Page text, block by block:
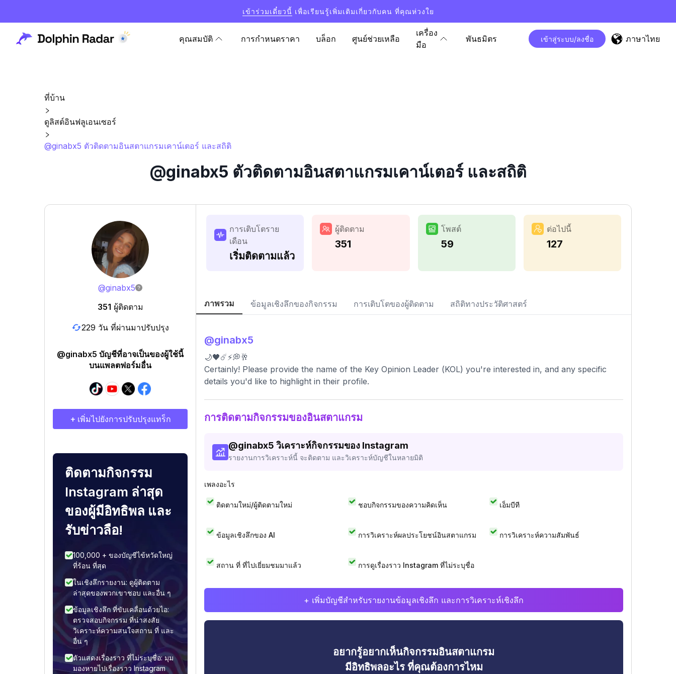
เข้าร่วมเดี๋ยวนี้ เพื่อเรียนรู้เพิ่มเติมเกี่ยวกับคน ที่คุณห่วงใย
คุณสมบัติ การกำหนดราคา บล็อก ศูนย์ช่วยเหลือ
เครื่อง
มือ
พันธมิตร เข้าสู่ระบบ/ลงชื่อ ภาษาไทย
ที่บ้าน
ดูลิสต์อินฟลูเอนเซอร์
@ginabx5 ตัวติดตามอินสตาแกรมเคาน์เตอร์ และสถิติ
@ginabx5 ตัวติดตามอินสตาแกรมเคาน์เตอร์ และสถิติ
@ginabx5
351 ผู้ติดตาม
229 วัน ที่ผ่านมาปรับปรุง
@ginabx5 บัญชีที่อาจเป็นของผู้ใช้นี้
บนแพลตฟอร์มอื่น
+ เพิ่มไปยังการปรับปรุงแทร็ก
ติดตามกิจกรรม
Instagram ล่าสุด
ของผู้มีอิทธิพล และ
รับข่าวลือ!
100,000 + ของบัญชีไข้หวัดใหญ่
ที่ร้อน ที่สุด
ในเชิงลึกรายงาน: ดูผู้ติดตาม
ล่าสุดของพวกเขาชอบ และอื่น ๆ
ข้อมูลเชิงลึก ที่ขับเคลื่อนด้วยไอ:
ตรวจสอบกิจกรรม ที่น่าสงสัย
วิเคราะห์ความสนใจสถาน ที่ และ
อื่น ๆ
ตัวแสดงเรื่องราว ที่ไม่ระบุชื่อ: มุม
มองหายไปเรื่องราว Instagram
การเติบโตราย
เดือน
เริ่มติดตามแล้ว
ผู้ติดตาม
351
โพสต์
59
ต่อไปนี้
127
ภาพรวม ข้อมูลเชิงลึกของกิจกรรม การเติบโตของผู้ติดตาม สถิติทางประวัติศาสตร์
@ginabx5
🌙🖤☄️⚡️💭🥂
Certainly! Please provide the name of the Key Opinion Leader (KOL) you're interested in, and any specific
details you'd like to highlight in their profile.
การติดตามกิจกรรมของอินสตาแกรม
@ginabx5 วิเคราะห์กิจกรรมของ Instagram
รายงานการวิเคราะห์นี้ จะติดตาม และวิเคราะห์บัญชีในหลายมิติ
เพลงอะไร
ติดตามใหม่/ผู้ติดตามใหม่ ชอบกิจกรรมของความคิดเห็น เอ็มบีที
ข้อมูลเชิงลึกของ AI การวิเคราะห์ผลประโยชน์อินสตาแกรม การวิเคราะห์ความสัมพันธ์
สถาน ที่ ที่ไปเยี่ยมชมมาแล้ว การดูเรื่องราว Instagram ที่ไม่ระบุชื่อ
+ เพิ่มบัญชีสำหรับรายงานข้อมูลเชิงลึก และการวิเคราะห์เชิงลึก
อยากรู้อยากเห็นกิจกรรมอินสตาแกรม
มีอิทธิพลอะไร ที่คุณต้องการไหม